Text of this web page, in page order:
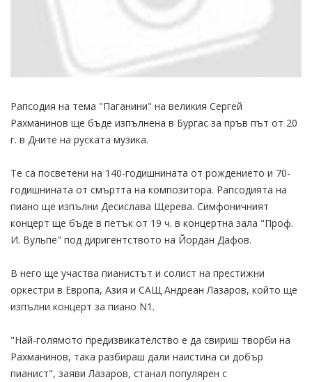
Рапсодия на тема "Паганини" на великия Сергей
Рахманинов ще бъде изпълнена в Бургас за пръв път от 20
г. в Дните на руската музика.
Те са посветени на 140-годишнината от рождението и 70-
годишнината от смъртта на композитора. Рапсодията на
пиано ще изпълни Десислава Щерева. Симфоничният
концерт ще бъде в петък от 19 ч. в концертна зала "Проф.
И. Вульпе" под диригентството на Йордан Дафов.
В него ще участва пианистът и солист на престижни
оркестри в Европа, Азия и САЩ Андреан Лазаров, който ще
изпълни концерт за пиано N1.
"Най-голямото предизвикателство е да свириш творби на
Рахманинов, така разбираш дали наистина си добър
пианист", заяви Лазаров, станал популярен с